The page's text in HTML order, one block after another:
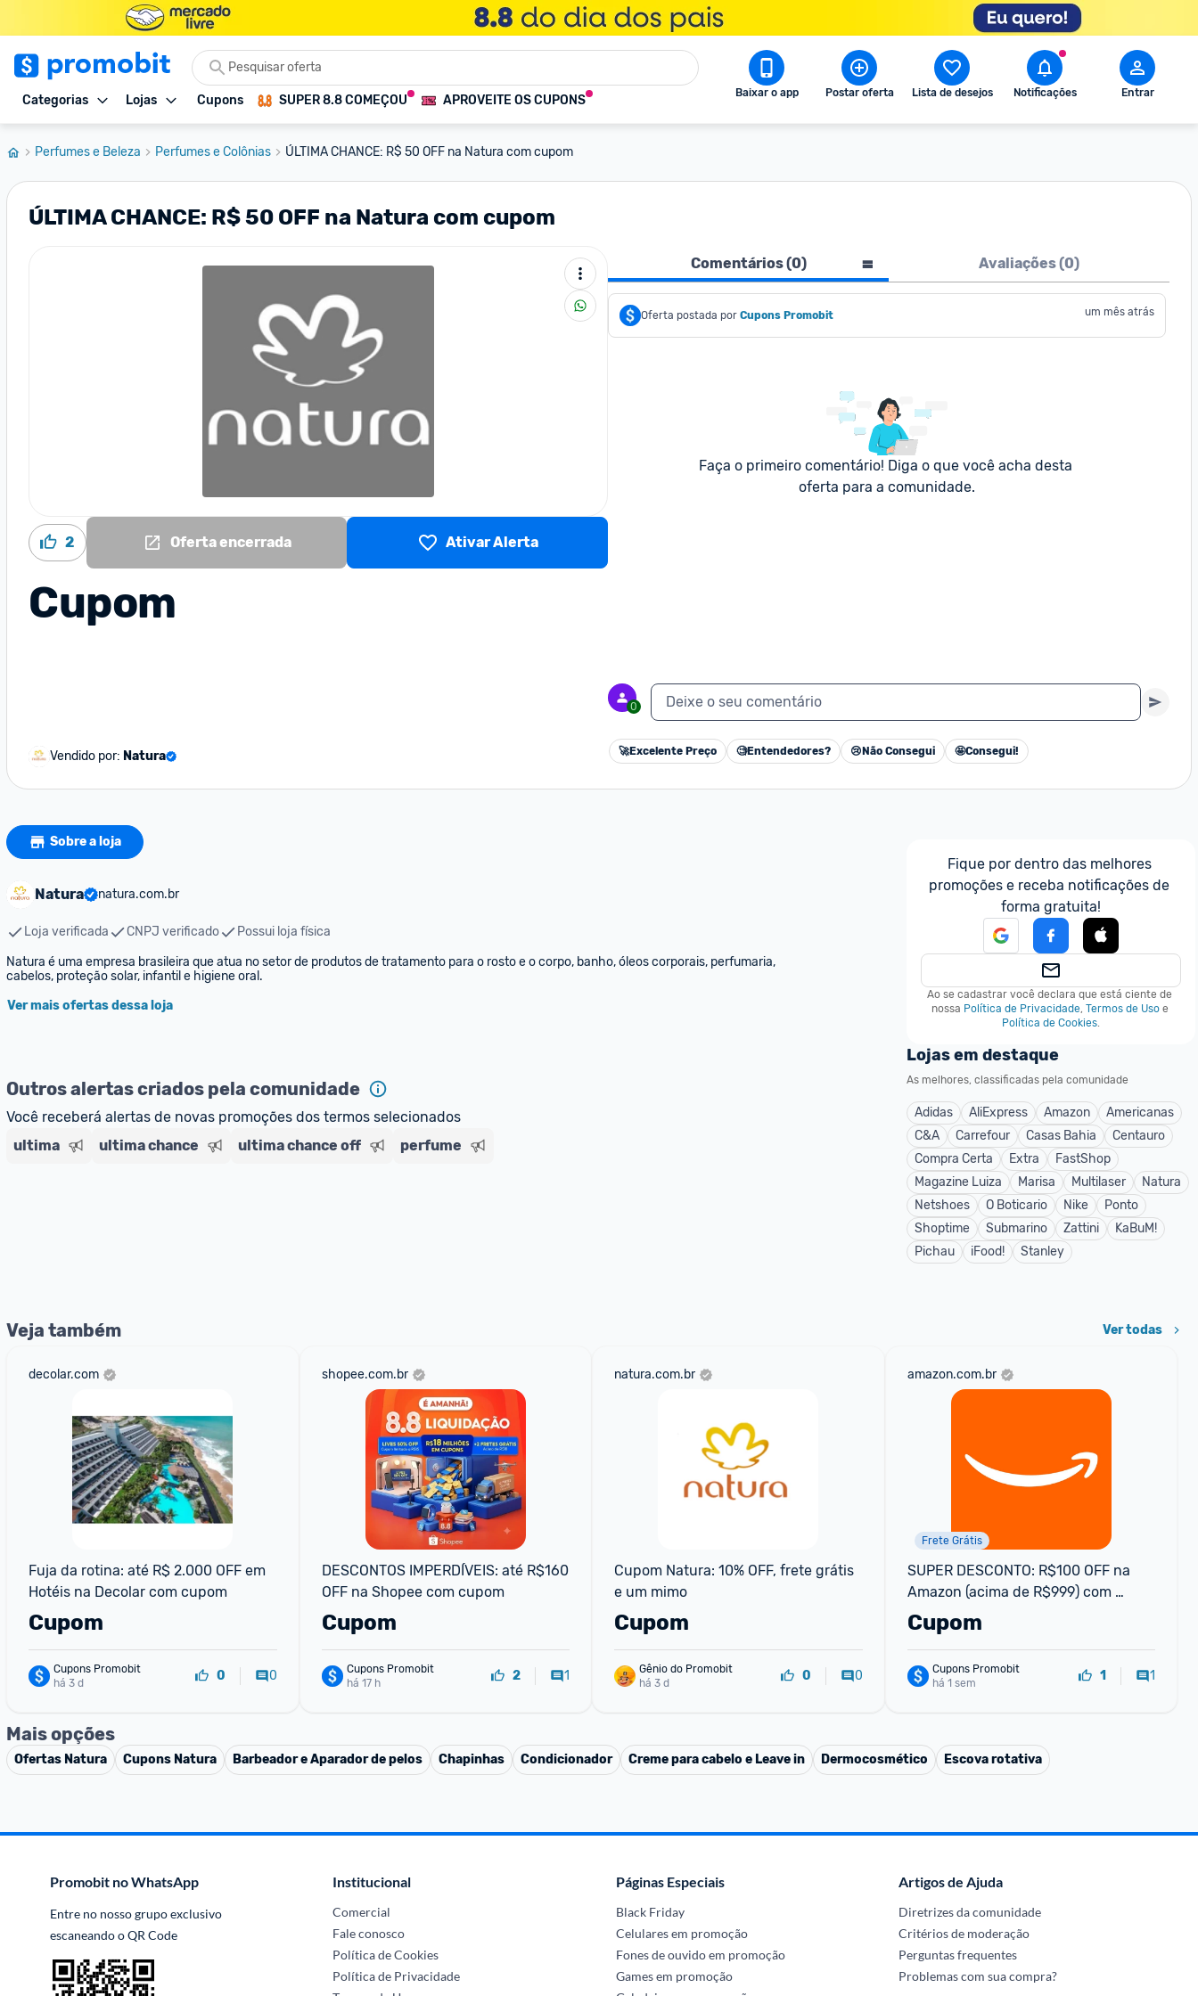
Categorias Lojas Cupons SUPER 8.8 COMEÇOU APROVEITE OS CUPONS Baixar o app Postar oferta Lista de desejos Notificações Entrar
Perfumes e Beleza Perfumes e Colônias ÚLTIMA CHANCE: R$ 50 OFF na Natura com cupom
ÚLTIMA CHANCE: R$ 50 OFF na Natura com cupom
2 Oferta encerrada Ativar Alerta
Cupom
Vendido por: Natura
Comentários (0) Avaliações (0)
Oferta postada por Cupons Promobit um mês atrás
Faça o primeiro comentário! Diga o que você acha desta
oferta para a comunidade.
0 Deixe o seu comentário
🚀Excelente Preço 🧐Entendedores? 😢 Não Consegui 🤩Consegui!
Sobre a loja
Natura natura.com.br
Loja verificada CNPJ verificado
Possui loja física
Natura é uma empresa brasileira que atua no setor de produtos de tratamento para o rosto e o corpo, banho, óleos corporais, perfumaria,
cabelos, proteção solar, infantil e higiene oral.
Ver mais ofertas dessa loja
Outros alertas criados pela comunidade
Você receberá alertas de novas promoções dos termos selecionados
ultima
ultima chance ultima chance off perfume
Fique por dentro das melhores
promoções e receba notificações de
forma gratuita!
Ao se cadastrar você declara que está ciente de
nossa Política de Privacidade, Termos de Uso e
Política de Cookies.
Lojas em destaque
As melhores, classificadas pela comunidade
Adidas AliExpress Amazon
Americanas
C&A
Carrefour Casas Bahia
Centauro
Compra Certa
Extra
FastShop
Magazine Luiza
Marisa Multilaser
Natura
Netshoes
O Boticario Nike
Ponto
Shoptime
Submarino Zattini
KaBuM!
Pichau
iFood! Stanley
Veja também Ver todas
decolar.com
Fuja da rotina: até R$ 2.000 OFF em
Hotéis na Decolar com cupom
Cupom
Cupons Promobit
há 3 d
0 0
shopee.com.br
DESCONTOS IMPERDÍVEIS: até R$160
OFF na Shopee com cupom
Cupom
Cupons Promobit
há 17 h
2 1
natura.com.br
Cupom Natura: 10% OFF, frete grátis
e um mimo
Cupom
Gênio do Promobit
há 3 d
0 0
amazon.com.br
Frete Grátis
SUPER DESCONTO: R$100 OFF na
Amazon (acima de R$999) com
cupom
Cupom
Cupons Promobit
há 1 sem
1 1
Mais opções
Ofertas Natura Cupons Natura Barbeador e Aparador de pelos Chapinhas Condicionador Creme para cabelo e Leave in Dermocosmético Escova rotativa
Promobit no WhatsApp
Entre no nosso grupo exclusivo
escaneando o QR Code
Institucional
Comercial
Fale conosco
Política de Cookies
Política de Privacidade
Páginas Especiais
Black Friday
Celulares em promoção
Fones de ouvido em promoção
Games em promoção
Artigos de Ajuda
Diretrizes da comunidade
Critérios de moderação
Perguntas frequentes
Problemas com sua compra?